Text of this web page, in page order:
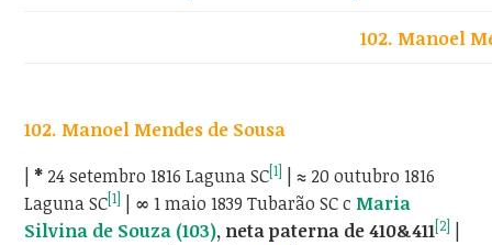
102. Manoel
102. Manoel Mendes de Sousa
|* 24 setembro 1816 Laguna SC[1] |≈ 20 outubro 1816
Laguna SC[1] ∞ 1 maio 1839 Tubarão SC c Maria
Silvina de Souza (103), neta paterna de 410&411[2]